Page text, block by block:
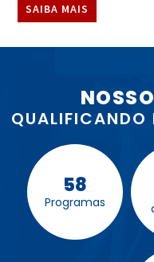
SAIBA MAIS
QUALIFICANDO
58
Programas